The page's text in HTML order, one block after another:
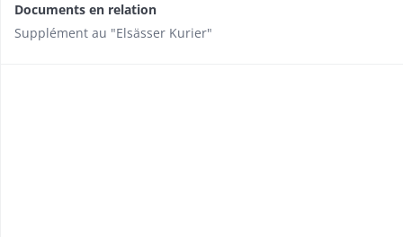
Documents en relation
Supplément au "Elsässer Kurier"